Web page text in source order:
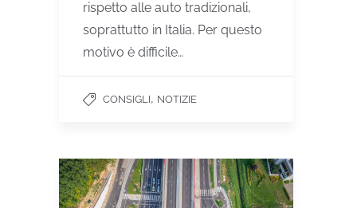
rispetto alle auto tradizionali,
soprattutto in Italia. Per questo
motivo è difficile…
CONSIGLI, NOTIZIE